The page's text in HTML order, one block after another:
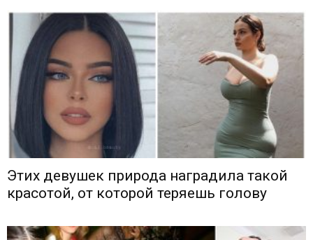
Этих девушек природа наградила такой
красотой, от которой теряешь голову